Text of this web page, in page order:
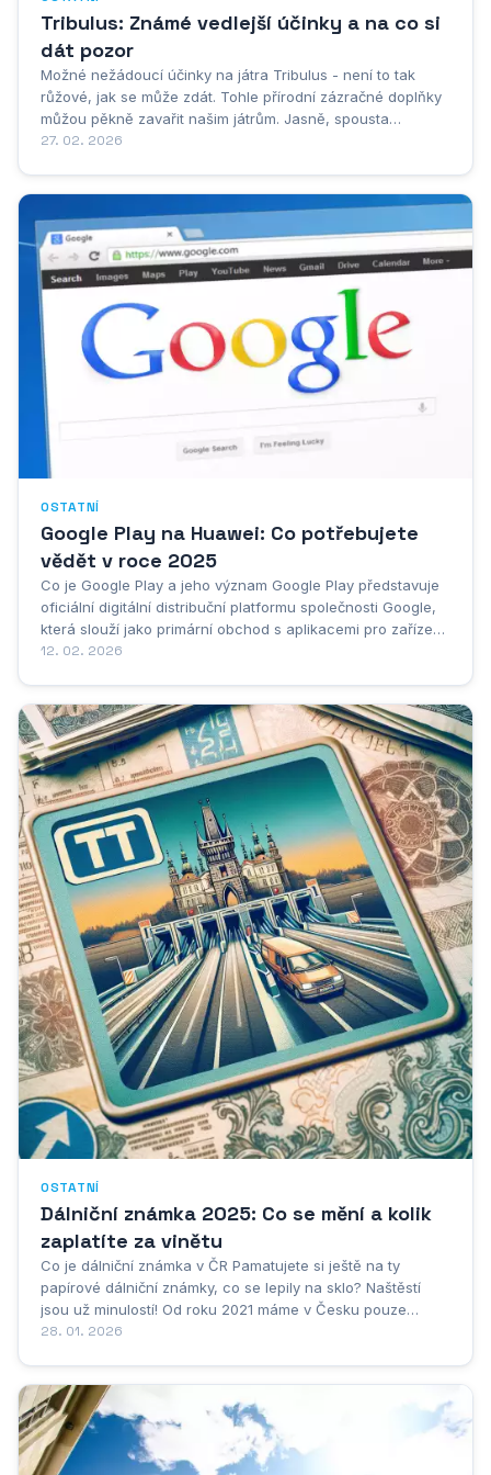
Tribulus: Známé vedlejší účinky a na co si
dát pozor
Možné nežádoucí účinky na játra Tribulus - není to tak
růžové, jak se může zdát. Tohle přírodní zázračné doplňky
můžou pěkně zavařit našim játrům. Jasně, spousta
kulturistů a sportovců na něj nedá dopustit, ale pojďme si
27. 02. 2026
OSTATNÍ
Google Play na Huawei: Co potřebujete
vědět v roce 2025
Co je Google Play a jeho význam Google Play představuje
oficiální digitální distribuční platformu společnosti Google,
která slouží jako primární obchod s aplikacemi pro zařízení
s operačním systémem Android. Pro uživatele Huawei
12. 02. 2026
OSTATNÍ
Dálniční známka 2025: Co se mění a kolik
zaplatíte za vinětu
Co je dálniční známka v ČR Pamatujete si ještě na ty
papírové dálniční známky, co se lepily na sklo? Naštěstí
jsou už minulostí! Od roku 2021 máme v Česku pouze
elektronické dálničky, což nám všem ušetřilo spoustu
28. 01. 2026